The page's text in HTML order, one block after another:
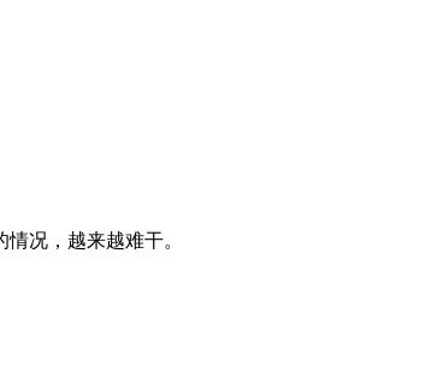
况，越来越难干。